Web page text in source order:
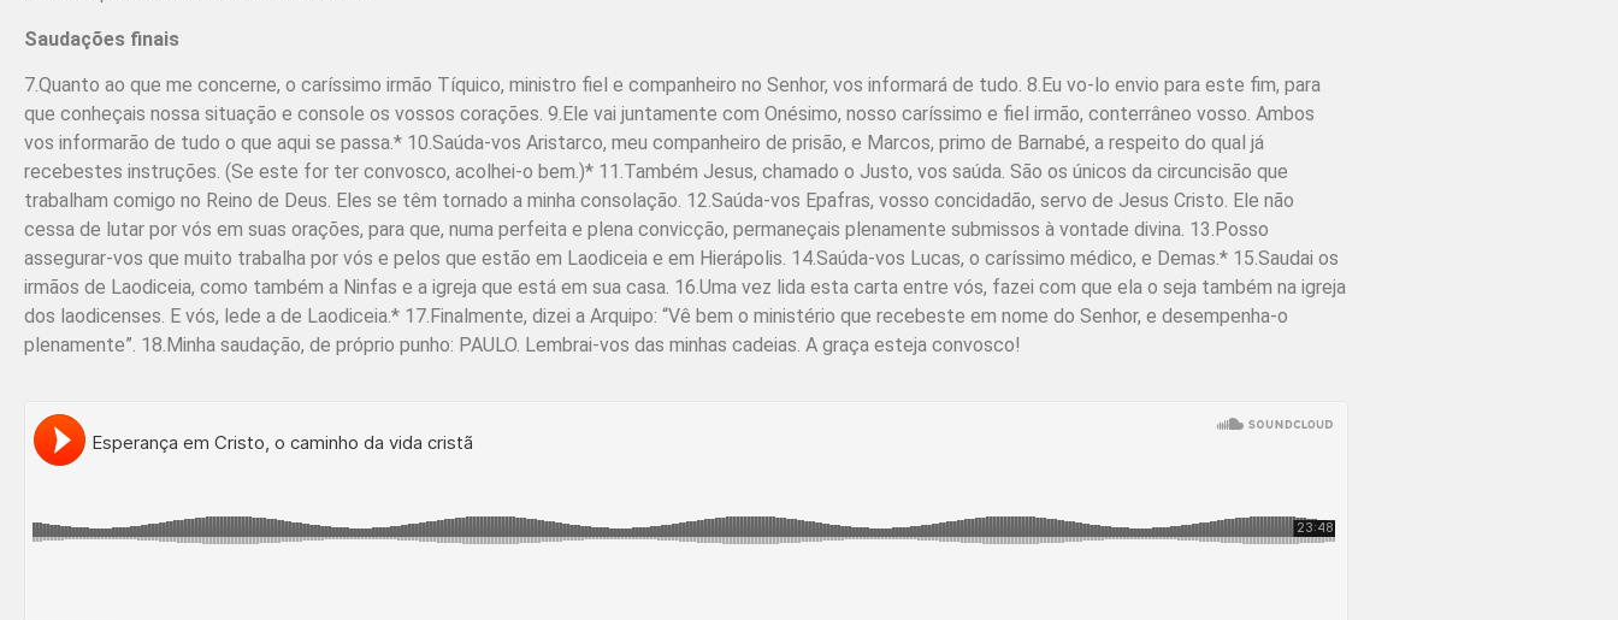
Saudações finais
7.Quanto ao que me concerne, o caríssimo irmão Tíquico, ministro fiel e companheiro no Senhor, vos informará de tudo. 8.Eu vo-lo envio para este fim, para
que conheçais nossa situação e console os vossos corações. 9.Ele vai juntamente com Onésimo, nosso caríssimo e fiel irmão, conterrâneo vosso. Ambos
vos informarão de tudo o que aqui se passa.* 10.Saúda-vos Aristarco, meu companheiro de prisão, e Marcos, primo de Barnabé, a respeito do qual já
recebestes instruções. (Se este for ter convosco, acolhei-o bem.)* 11.Também Jesus, chamado o Justo, vos saúda. São os únicos da circuncisão que
trabalham comigo no Reino de Deus. Eles se têm tornado a minha consolação. 12.Saúda-vos Epafras, vosso concidadão, servo de Jesus Cristo. Ele não
cessa de lutar por vós em suas orações, para que, numa perfeita e plena convicção, permaneçais plenamente submissos à vontade divina. 13.Posso
assegurar-vos que muito trabalha por vós e pelos que estão em Laodiceia e em Hierápolis. 14.Saúda-vos Lucas, o caríssimo médico, e Demas.* 15.Saudai os
irmãos de Laodiceia, como também a Ninfas e a igreja que está em sua casa. 16.Uma vez lida esta carta entre vós, fazei com que ela o seja também na igreja
dos laodicenses. E vós, lede a de Laodiceia.* 17.Finalmente, dizei a Arquipo: “Vê bem o ministério que recebeste em nome do Senhor, e desempenha-o
plenamente”. 18.Minha saudação, de próprio punho: PAULO. Lembrai-vos das minhas cadeias. A graça esteja convosco!